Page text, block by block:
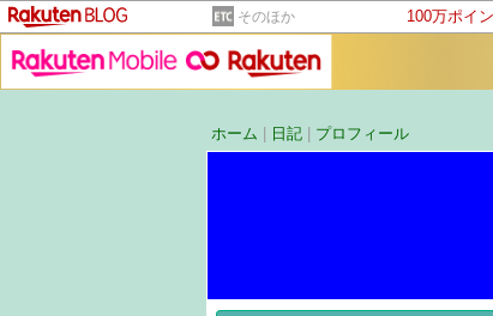
そのほか 100万ポイ
ホーム 日記 プロフィール